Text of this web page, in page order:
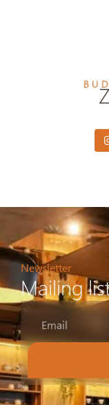
Newsletter
Mailing